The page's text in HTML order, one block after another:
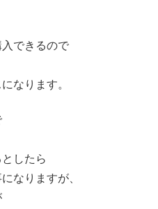
できるので
なります。
したら
なりますが、